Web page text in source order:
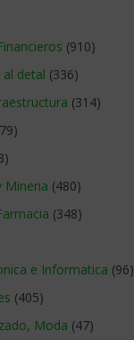
(910)
detal (336)
(314)
Mineria (480)
(348)
e Informatica (96)
(405)
Moda (47)